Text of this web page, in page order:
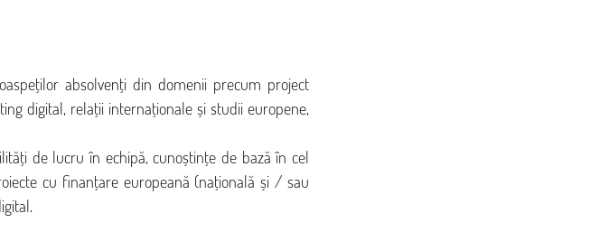
absolvenți din domenii precum project
digital, relații internaționale și studii europene,
de lucru în echipă, cunoștințe de bază în cel
cu finanțare europeană (națională și / sau